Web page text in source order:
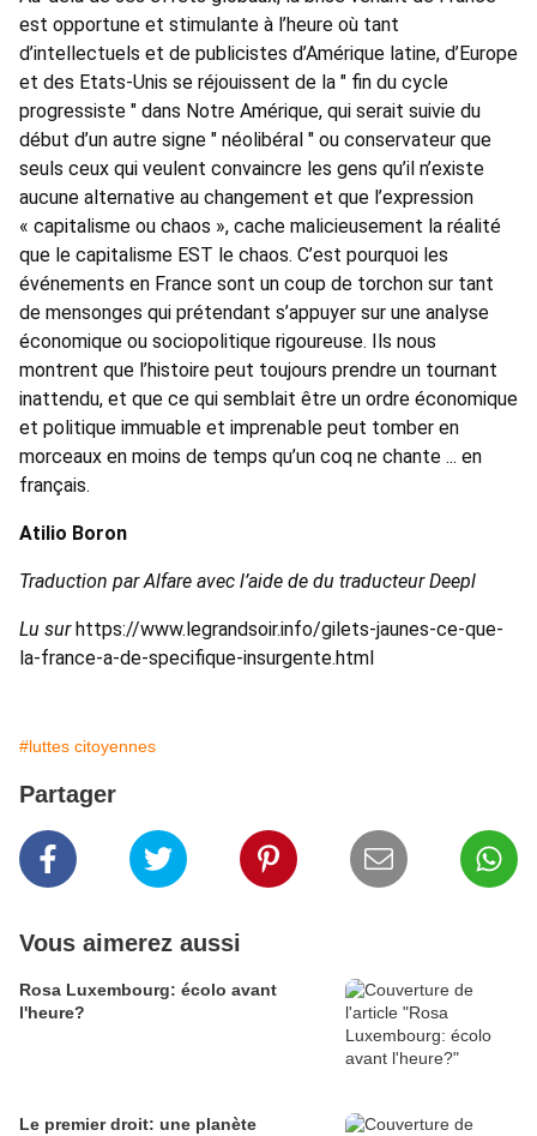
est opportune et stimulante à l’heure où tant
d’intellectuels et de publicistes d’Amérique latine, d’Europe
et des Etats-Unis se réjouissent de la " fin du cycle
progressiste " dans Notre Amérique, qui serait suivie du
début d’un autre signe " néolibéral " ou conservateur que
seuls ceux qui veulent convaincre les gens qu’il n’existe
aucune alternative au changement et que l’expression
« capitalisme ou chaos », cache malicieusement la réalité
que le capitalisme EST le chaos. C’est pourquoi les
événements en France sont un coup de torchon sur tant
de mensonges qui prétendant s’appuyer sur une analyse
économique ou sociopolitique rigoureuse. Ils nous
montrent que l’histoire peut toujours prendre un tournant
inattendu, et que ce qui semblait être un ordre économique
et politique immuable et imprenable peut tomber en
morceaux en moins de temps qu’un coq ne chante ... en
français.
Atilio Boron
Traduction par Alfare avec l’aide de du traducteur Deepl
Lu sur https://www.legrandsoir.info/gilets-jaunes-ce-que-
la-france-a-de-specifique-insurgente.html
#luttes citoyennes
Partager
Vous aimerez aussi
Rosa Luxembourg: écolo avant
l'heure?
Le premier droit: une planète